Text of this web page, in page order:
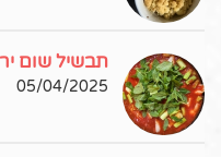
תבשיל שום
05/04/2025